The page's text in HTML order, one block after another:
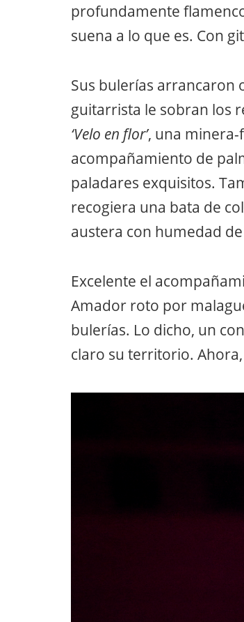
profundamente
suena a lo que es. Con
Sus bulerías arrancaron
guitarrista le sobran los
‘Velo en flor’, una minera-
acompañamiento de
paladares exquisitos.
recogiera una bata de
austera con humedad
Excelente el
Amador roto por
bulerías. Lo dicho, un
claro su territorio.